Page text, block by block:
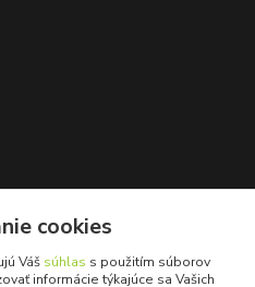
cookies
Váš súhlas s použitím súborov
informácie týkajúce sa Vašich